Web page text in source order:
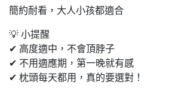
簡約耐看，大人小孩都適合
💡 小提醒
✔ 高度適中，不會頂脖子
✔ 不用適應期，第一晚就有感
✔ 枕頭每天都用，真的要選對！